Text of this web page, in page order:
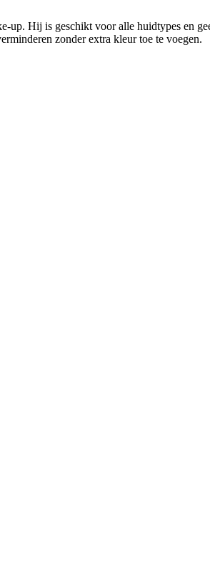
up. Hij is geschikt voor alle huidtypes en
zonder extra kleur toe te voegen.